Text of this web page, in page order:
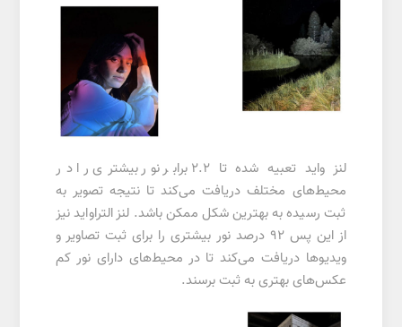
لنز واید تعبیه شده تا ۲.۲ برابر نور بیشتری را در
محیط‌های مختلف دریافت می‌کند تا نتیجه تصویر به
ثبت رسیده به بهترین شکل ممکن باشد. لنز التراواید نیز
از این پس ۹۲ درصد نور بیشتری را برای ثبت تصاویر و
ویدیوها دریافت می‌کند تا در محیط‌های دارای نور کم
عکس‌های بهتری به ثبت برسند.